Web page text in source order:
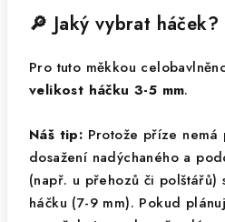
🔎 Jaký vybrat háček?
Pro tuto měkkou
velikost háčku 3-5 mm.
Náš tip: Protože příze
dosažení nadýchaného a
(např. u přehozů či polštářů)
háčku (7-9 mm). Pokud